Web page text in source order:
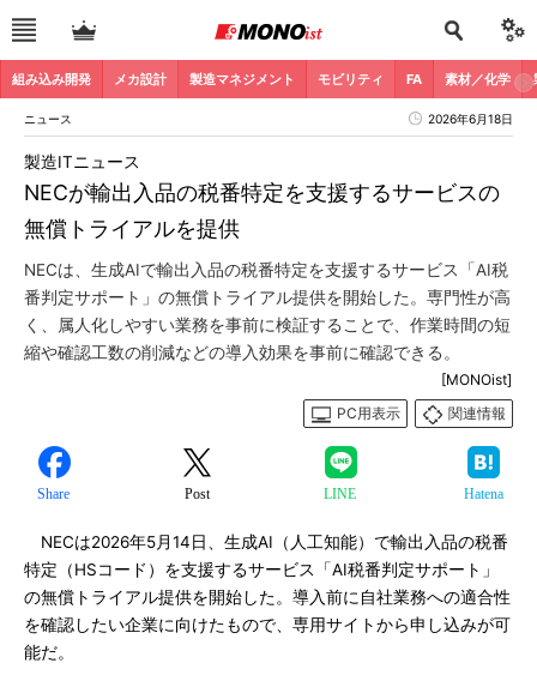
組み込み開発 メカ設計 製造マネジメント モビリティ FA 素材／化学
ニュース 2026年6月18日
NECが輸出入品の税番特定を支援するサービスの
無償トライアルを提供
製造ITニュース
NECは、生成AIで輸出入品の税番特定を支援するサービス「AI税
番判定サポート」の無償トライアル提供を開始した。専門性が高
く、属人化しやすい業務を事前に検証することで、作業時間の短
縮や確認工数の削減などの導入効果を事前に確認できる。
[MONOist]
PC用表示
関連情報
Share Post LINE Hatena
NECは2026年5月14日、生成AI（人工知能）で輸出入品の税番
特定（HSコード）を支援するサービス「AI税番判定サポート」
の無償トライアル提供を開始した。導入前に自社業務への適合性
を確認したい企業に向けたもので、専用サイトから申し込みが可
能だ。